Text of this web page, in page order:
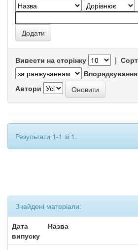
Вивести на сторінку |
Впорядкування
Автори
Результати 1-1 зі 1.
Знайдені матеріали:
Дата
випуску
Назва